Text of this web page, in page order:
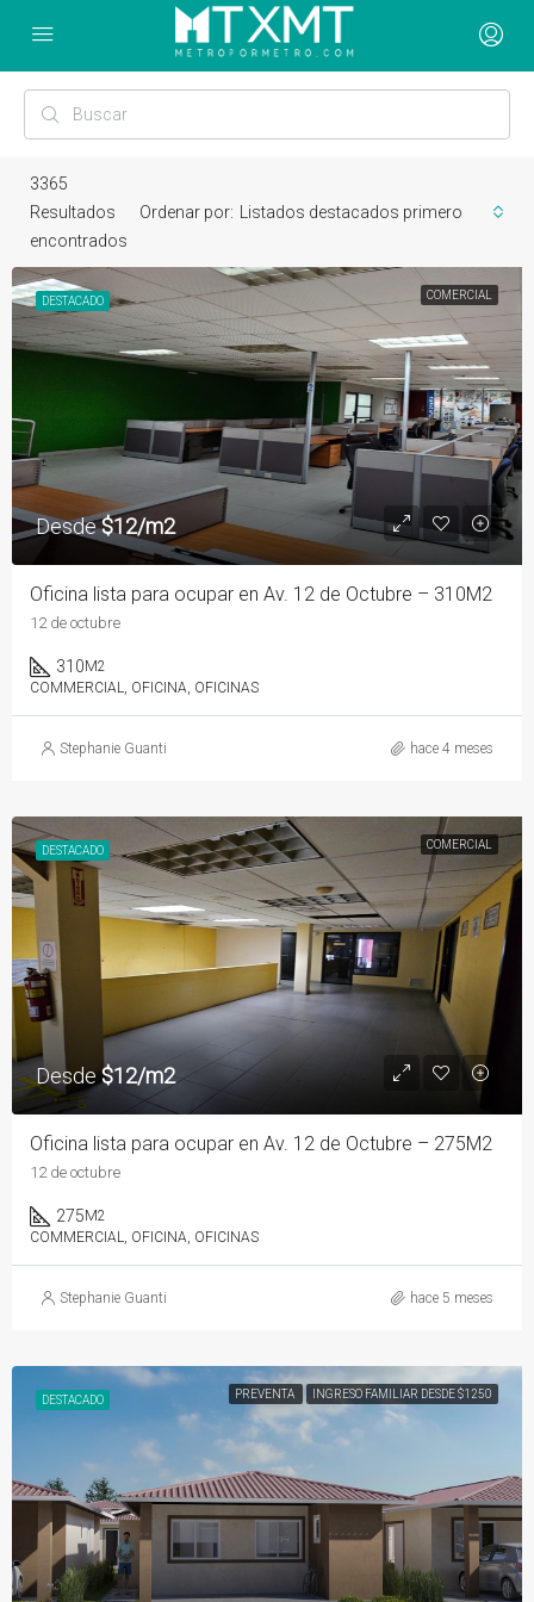
3365
Resultados
encontrados
Ordenar por: Listados destacados primero
DESTACADO COMERCIAL
Desde$12/m2
Oficina lista para ocupar en Av. 12 de Octubre – 310M2
12 de octubre
310M2
COMMERCIAL, OFICINA, OFICINAS
Stephanie Guanti hace 4 meses
DESTACADO COMERCIAL
Desde$12/m2
Oficina lista para ocupar en Av. 12 de Octubre – 275M2
12 de octubre
275M2
COMMERCIAL, OFICINA, OFICINAS
Stephanie Guanti hace 5 meses
DESTACADO PREVENTA INGRESO FAMILIAR DESDE $1250